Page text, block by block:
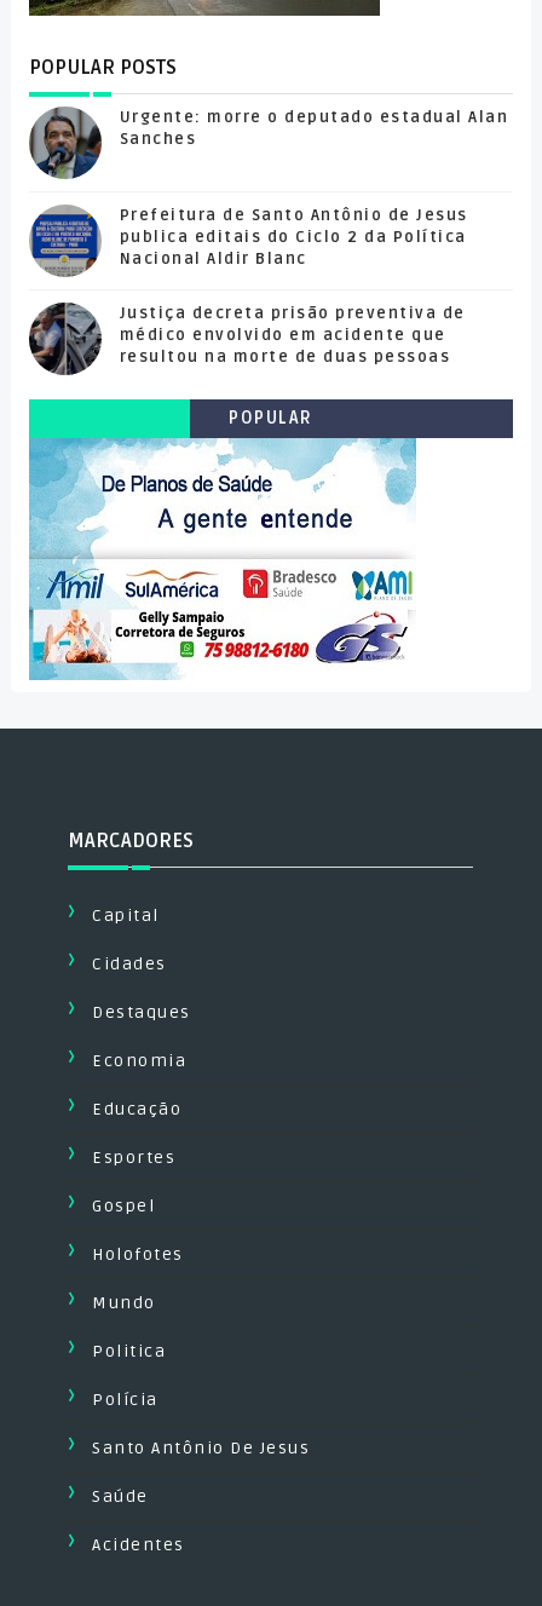
POPULAR POSTS
Urgente: morre o deputado estadual Alan
Sanches
Prefeitura de Santo Antônio de Jesus
publica editais do Ciclo 2 da Política
Nacional Aldir Blanc
Justiça decreta prisão preventiva de
médico envolvido em acidente que
resultou na morte de duas pessoas
POPULAR
MARCADORES
Capital
Cidades
Destaques
Economia
Educação
Esportes
Gospel
Holofotes
Mundo
Politica
Polícia
Santo Antônio De Jesus
Saúde
Acidentes